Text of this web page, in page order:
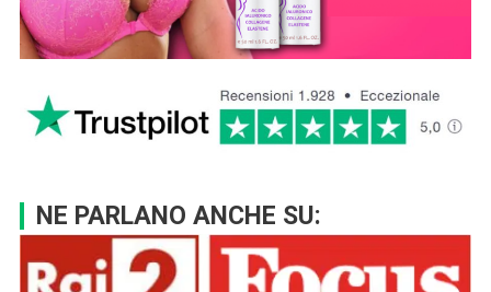
NE PARLANO ANCHE SU: